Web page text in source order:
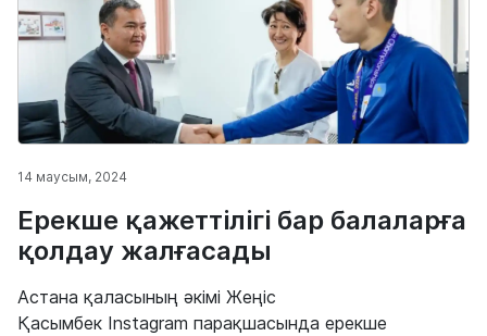
14 маусым, 2024
Ерекше қажеттілігі бар балаларға
қолдау жалғасады
Астана қаласының әкімі Жеңіс
Қасымбек Instagram парақшасында ерекше